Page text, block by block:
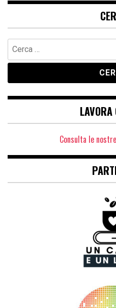
Ricerca
per:
LAVORA
Consulta le